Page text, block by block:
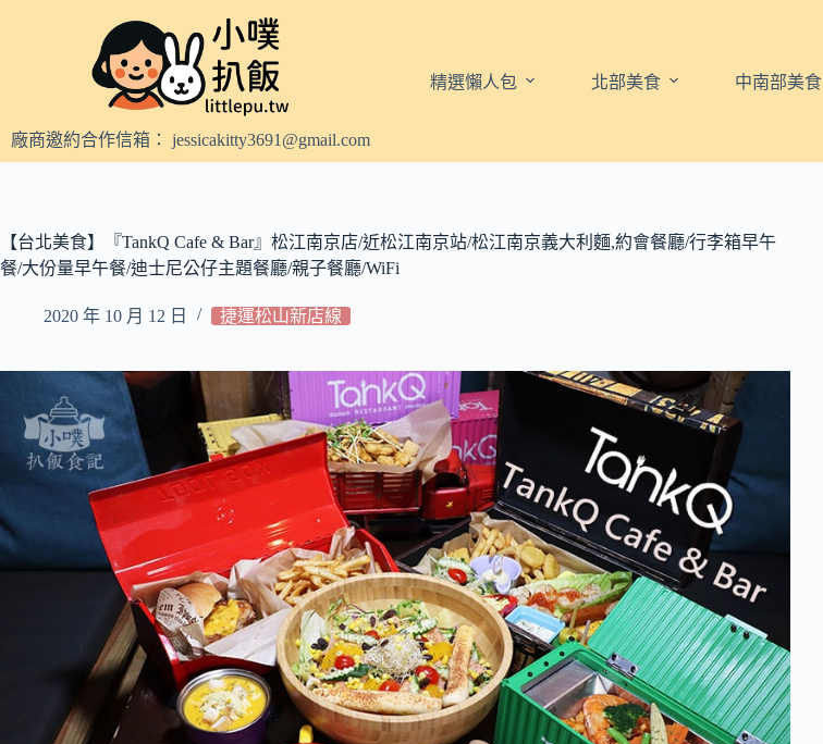
容廠商邀約合作信箱： jessicakitty3691@gmail.com
精選懶人包 北部美食 中南部美食
【台北美食】『TankQ Cafe & Bar』松江南京店/近松江南京站/松江南京義大利麵,約會餐廳/行李箱早午
餐/大份量早午餐/迪士尼公仔主題餐廳/親子餐廳/WiFi
2020 年 10 月 12 日 捷運松山新店線